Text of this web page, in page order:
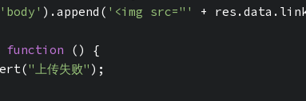
'body' ).append( '<img src="'
+
function ( ) {
"上传失败" );